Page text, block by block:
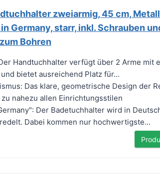
zweiarmig, 45 cm, Metall
Germany, starr, inkl. Schrauben
Bohren
Handtuchhalter verfügt über 2 Arme mit
bietet ausreichend Platz für...
Das klare, geometrische Design der
nahezu allen Einrichtungsstilen
Der Badetuchhalter wird in
Dabei kommen nur hochwertigste...